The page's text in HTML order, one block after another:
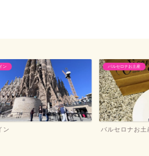
バルセロナお土産
バルセロナお土産